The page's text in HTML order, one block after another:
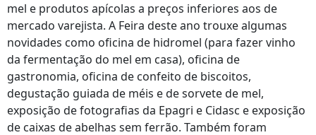
mel e produtos apícolas a preços inferiores aos de
mercado varejista. A Feira deste ano trouxe algumas
novidades como oficina de hidromel (para fazer vinho
da fermentação do mel em casa), oficina de
gastronomia, oficina de confeito de biscoitos,
degustação guiada de méis e de sorvete de mel,
exposição de fotografias da Epagri e Cidasc e exposição
de caixas de abelhas sem ferrão. Também foram